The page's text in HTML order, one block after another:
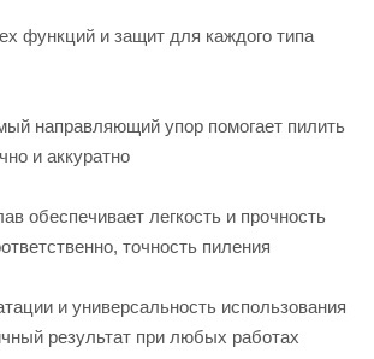
функций и защит для каждого типа
направляющий упор помогает пилить
и аккуратно
обеспечивает легкость и прочность
точность пиления
и универсальность использования
результат при любых работах